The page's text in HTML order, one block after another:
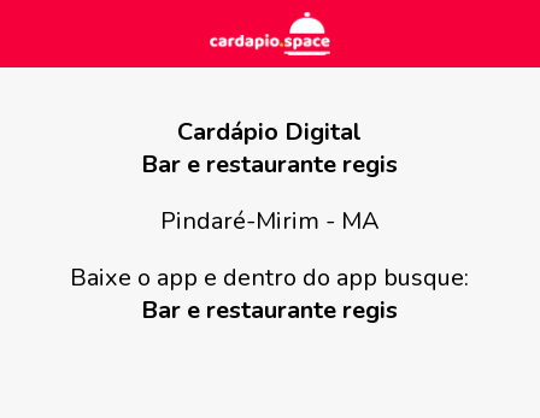
Cardápio Digital
Bar e restaurante regis
Pindaré-Mirim - MA
Baixe o app e dentro do app busque:
Bar e restaurante regis